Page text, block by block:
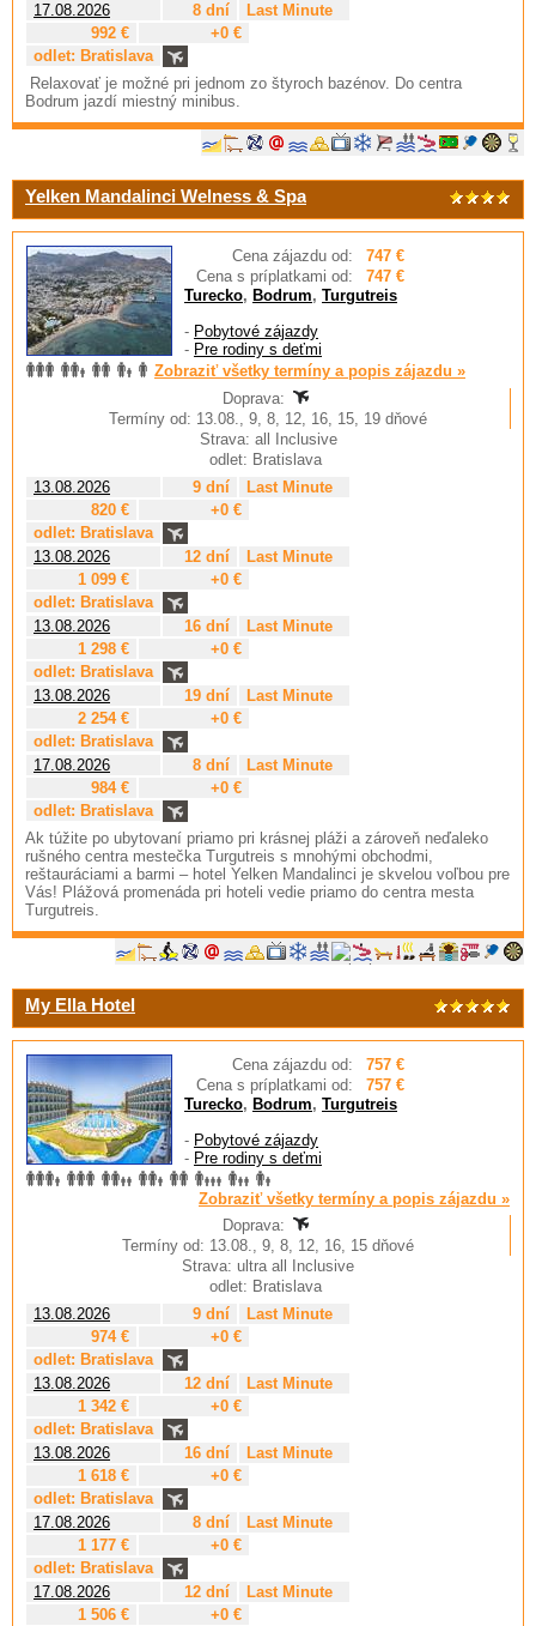
17.08.2026 8 dní
Last Minute
992 €
+0 €
odlet: Bratislava
Relaxovať je možné pri jednom zo štyroch bazénov. Do centra
Bodrum jazdí miestný minibus.
Yelken Mandalinci Welness & Spa
Cena zájazdu od:
747 €
Cena s príplatkami od:
747 €
Turecko, Bodrum, Turgutreis
- Pobytové zájazdy
- Pre rodiny s deťmi
Zobraziť všetky termíny a popis zájazdu »
Doprava:
Termíny od: 13.08., 9, 8, 12, 16, 15, 19 dňové
Strava: all Inclusive
odlet: Bratislava
13.08.2026
9 dní
Last Minute
820 €
+0 €
odlet: Bratislava
13.08.2026
12 dní
Last Minute
1 099 €
+0 €
odlet: Bratislava
13.08.2026
16 dní
Last Minute
1 298 €
+0 €
odlet: Bratislava
13.08.2026
19 dní
Last Minute
2 254 €
+0 €
odlet: Bratislava
17.08.2026
8 dní
Last Minute
984 €
+0 €
odlet: Bratislava
Ak túžite po ubytovaní priamo pri krásnej pláži a zároveň neďaleko
rušného centra mestečka Turgutreis s mnohými obchodmi,
reštauráciami a barmi – hotel Yelken Mandalinci je skvelou voľbou pre
Vás! Plážová promenáda pri hoteli vedie priamo do centra mesta
Turgutreis.
My Ella Hotel
Cena zájazdu od:
757 €
Cena s príplatkami od:
757 €
Turecko, Bodrum, Turgutreis
- Pobytové zájazdy
- Pre rodiny s deťmi
Zobraziť všetky termíny a popis zájazdu »
Doprava:
Termíny od: 13.08., 9, 8, 12, 16, 15 dňové
Strava: ultra all Inclusive
odlet: Bratislava
13.08.2026
9 dní
Last Minute
974 €
+0 €
odlet: Bratislava
13.08.2026
12 dní
Last Minute
1 342 €
+0 €
odlet: Bratislava
13.08.2026
16 dní
Last Minute
1 618 €
+0 €
odlet: Bratislava
17.08.2026
8 dní
Last Minute
1 177 €
+0 €
odlet: Bratislava
17.08.2026
12 dní
Last Minute
1 506 €
+0 €